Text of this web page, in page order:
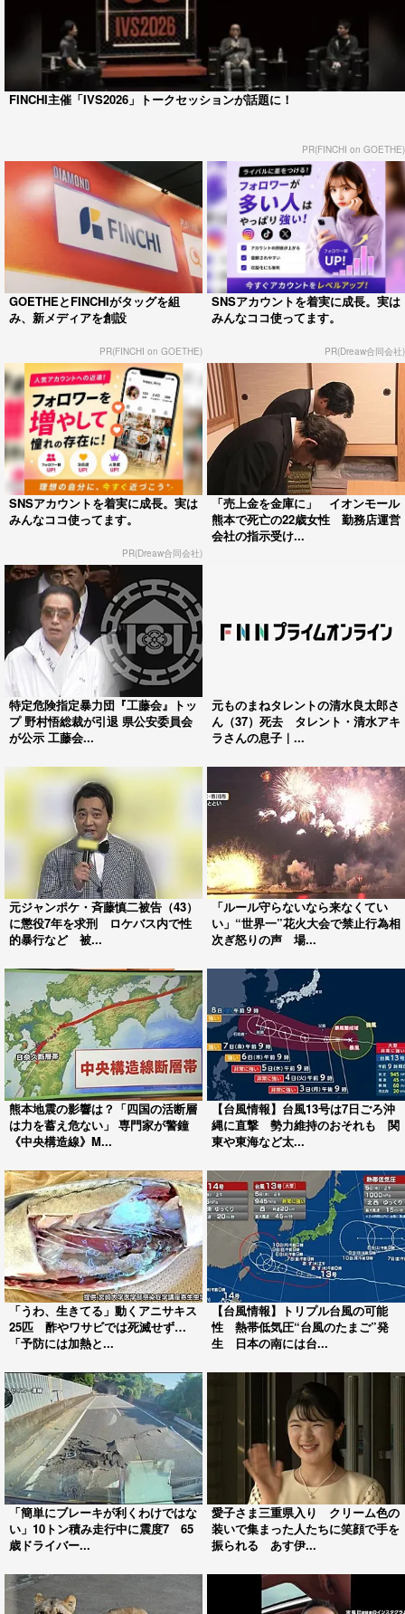
FINCHI主催「IVS2026」トークセッションが話題に！
PR(FINCHI on GOETHE)
GOETHEとFINCHIがタッグを組
み、新メディアを創設
PR(FINCHI on GOETHE)
SNSアカウントを着実に成長。実は
みんなココ使ってます。
PR(Dreaw合同会社)
SNSアカウントを着実に成長。実は
みんなココ使ってます。
PR(Dreaw合同会社)
「売上金を金庫に」 イオンモール
熊本で死亡の22歳女性 勤務店運営
会社の指示受け...
特定危険指定暴力団『工藤会』トッ
プ 野村悟総裁が引退 県公安委員会
が公示 工藤会...
元ものまねタレントの清水良太郎さ
ん（37）死去 タレント・清水アキ
ラさんの息子｜...
元ジャンポケ・斉藤慎二被告（43）
に懲役7年を求刑 ロケバス内で性
的暴行など 被...
「ルール守らないなら来なくてい
い」“世界一”花火大会で禁止行為相
次ぎ怒りの声 場...
熊本地震の影響は？「四国の活断層
は力を蓄え危ない」 専門家が警鐘
《中央構造線》M...
【台風情報】台風13号は7日ごろ沖
縄に直撃 勢力維持のおそれも 関
東や東海など太...
「うわ、生きてる」動くアニサキス
25匹 酢やワサビでは死滅せず…
「予防には加熱と...
【台風情報】トリプル台風の可能
性 熱帯低気圧“台風のたまご”発
生 日本の南には台...
「簡単にブレーキが利くわけではな
い」10トン積み走行中に震度7 65
歳ドライバー...
愛子さま三重県入り クリーム色の
装いで集まった人たちに笑顔で手を
振られる あす伊...